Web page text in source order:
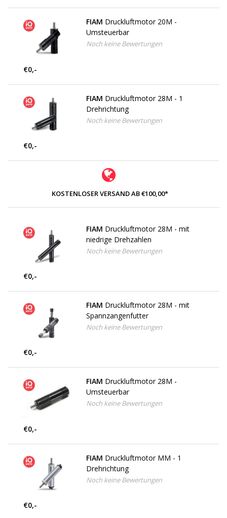
FIAM Druckluftmotor 20M -
Umsteuerbar
Noch keine Bewertungen
€0,-
FIAM Druckluftmotor 28M - 1
Drehrichtung
Noch keine Bewertungen
€0,-
KOSTENLOSER VERSAND AB €100,00*
FIAM Druckluftmotor 28M - mit
niedrige Drehzahlen
Noch keine Bewertungen
€0,-
FIAM Druckluftmotor 28M - mit
Spannzangenfutter
Noch keine Bewertungen
€0,-
FIAM Druckluftmotor 28M -
Umsteuerbar
Noch keine Bewertungen
€0,-
FIAM Druckluftmotor MM - 1
Drehrichtung
Noch keine Bewertungen
€0,-